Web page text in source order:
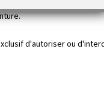
d'autoriser ou